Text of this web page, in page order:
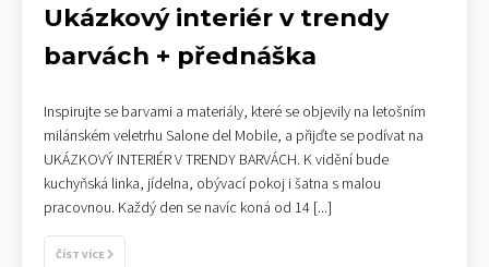
Ukázkový interiér v trendy
barvách + přednáška
Inspirujte se barvami a materiály, které se objevily na letošním
milánském veletrhu Salone del Mobile, a přijďte se podívat na
UKÁZKOVÝ INTERIÉR V TRENDY BARVÁCH. K vidění bude
kuchyňská linka, jídelna, obývací pokoj i šatna s malou
pracovnou. Každý den se navíc koná od 14 [...]
ČÍST VÍCE